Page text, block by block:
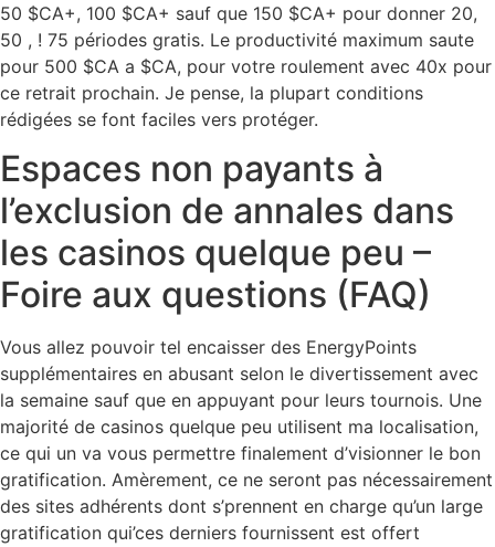
50 $CA+, 100 $CA+ sauf que 150 $CA+ pour donner 20,
50 , ! 75 périodes gratis. Le productivité maximum saute
pour 500 $CA a $CA, pour votre roulement avec 40x pour
ce retrait prochain. Je pense, la plupart conditions
rédigées se font faciles vers protéger.
Espaces non payants à
l’exclusion de annales dans
les casinos quelque peu –
Foire aux questions (FAQ)
Vous allez pouvoir tel encaisser des EnergyPoints
supplémentaires en abusant selon le divertissement avec
la semaine sauf que en appuyant pour leurs tournois. Une
majorité de casinos quelque peu utilisent ma localisation,
ce qui un va vous permettre finalement d’visionner le bon
gratification. Amèrement, ce ne seront pas nécessairement
des sites adhérents dont s’prennent en charge qu’un large
gratification qui’ces derniers fournissent est offert